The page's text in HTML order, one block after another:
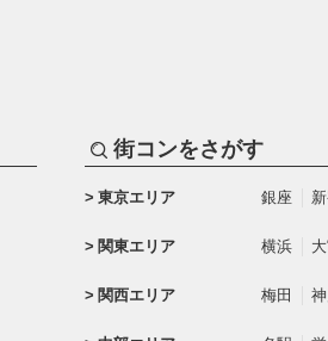
街コンをさがす
東京エリア 銀座
関東エリア 横浜
関西エリア 梅田